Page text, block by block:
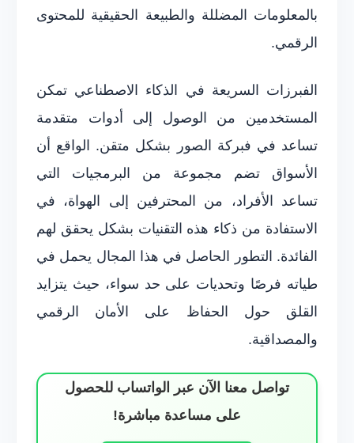
بالمعلومات المضللة والطبيعة الحقيقية للمحتوى
الرقمي.
الفبرزات السريعة في الذكاء الاصطناعي تمكن
المستخدمين من الوصول إلى أدوات متقدمة
تساعد في فبركة الصور بشكل متقن. الواقع أن
الأسواق تضم مجموعة من البرمجيات التي
تساعد الأفراد، من المحترفين إلى الهواة، في
الاستفادة من ذكاء هذه التقنيات بشكل يحقق لهم
الفائدة. التطور الحاصل في هذا المجال يحمل في
طياته فرصًا وتحديات على حد سواء، حيث يتزايد
القلق حول الحفاظ على الأمان الرقمي
والمصداقية.
تواصل معنا الآن عبر الواتساب للحصول
على مساعدة مباشرة!